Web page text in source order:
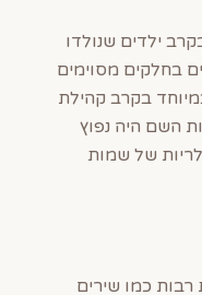
ילדים שנולדו
בחלקים מסוימים
בקרב קהילת
השם היה נפוץ
של שמות
כמו שירים